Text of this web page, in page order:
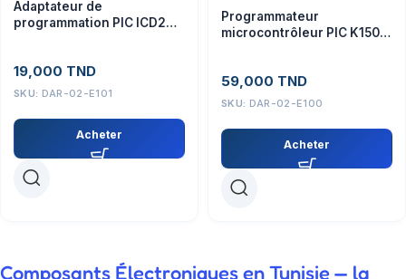
Adaptateur de
programmation PIC ICD2
19,000 TND
SKU: DAR-02-E101
Acheter
Programmateur
microcontrôleur PIC K150
59,000 TND
SKU: DAR-02-E100
Acheter
Composants Électroniques en Tunisie — la